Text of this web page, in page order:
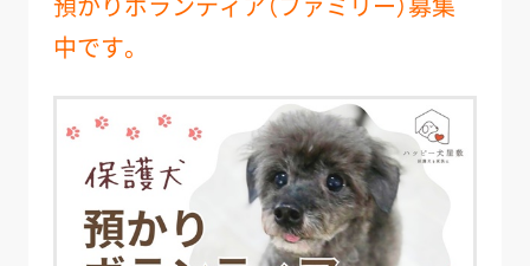
中です。